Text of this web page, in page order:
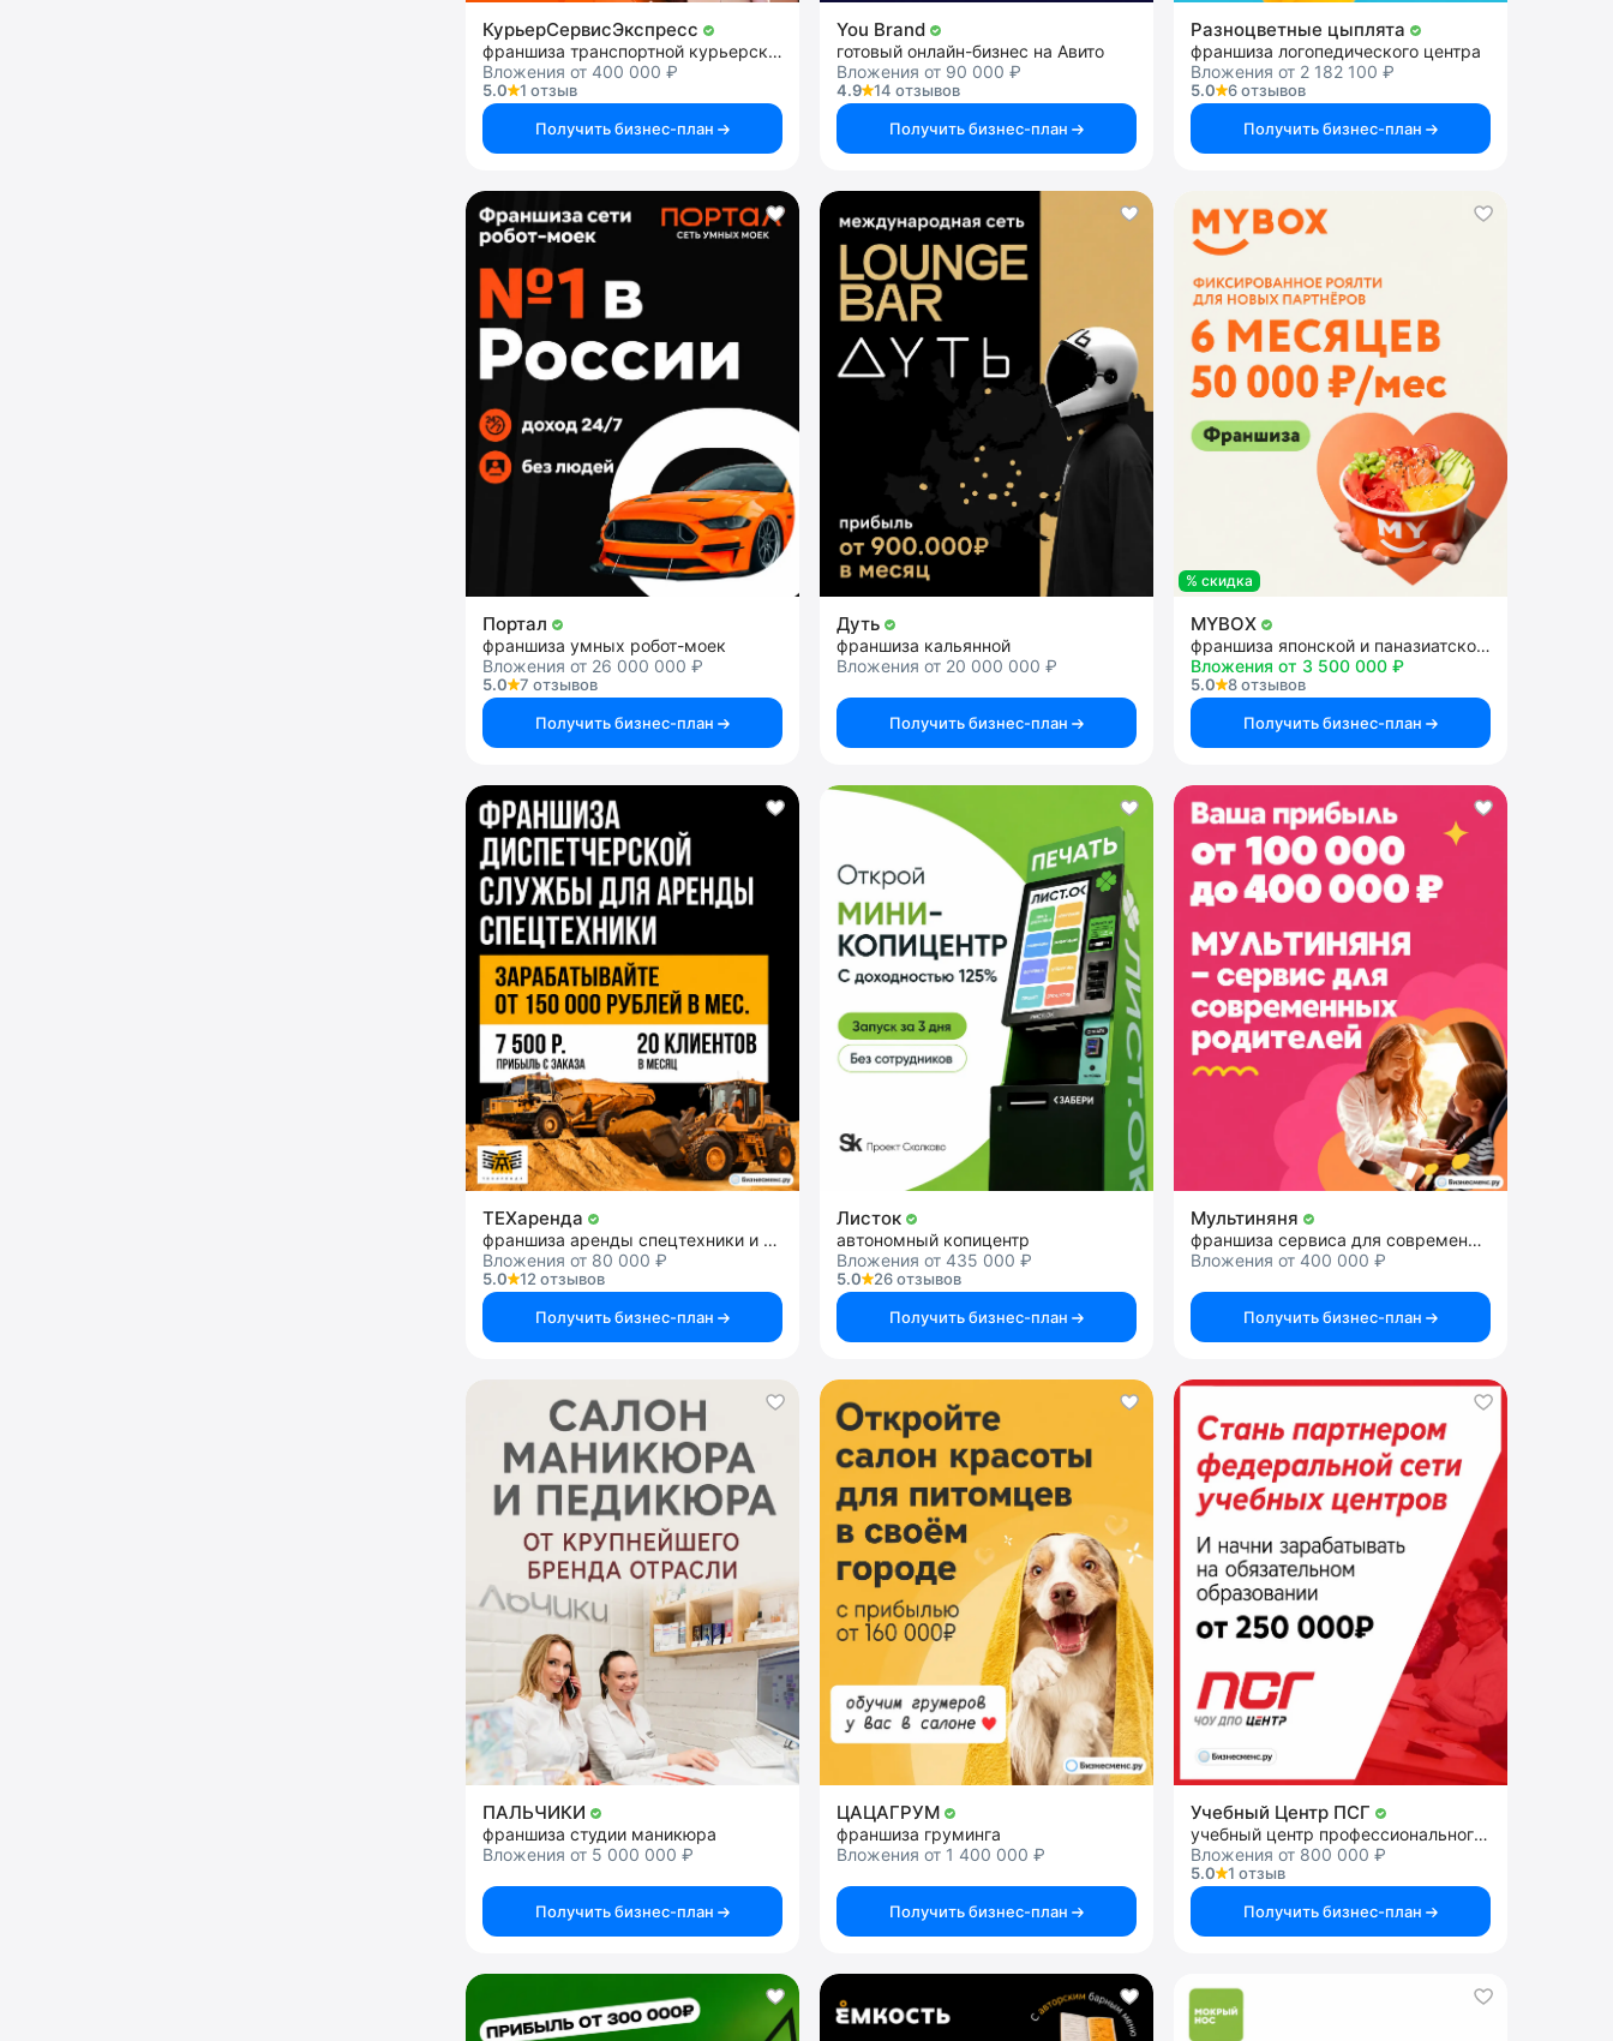
КурьерСервисЭкспресс
франшиза транспортной курьерской службы
Вложения от 400 000 ₽
5.0
1 отзыв
Получить бизнес-план
You Brand
готовый онлайн-бизнес на Авито
Вложения от 90 000 ₽
4.9
14 отзывов
Получить бизнес-план
Разноцветные цыплята
франшиза логопедического центра
Вложения от 2 182 100 ₽
5.0
6 отзывов
Получить бизнес-план
Портал
франшиза умных робот-моек
Вложения от 26 000 000 ₽
5.0
7 отзывов
Получить бизнес-план
Дуть
франшиза кальянной
Вложения от 20 000 000 ₽
Получить бизнес-план
% скидка
MYBOX
франшиза японской и паназиатской кухни
Вложения от 3 500 000 ₽
5.0
8 отзывов
Получить бизнес-план
ТЕХаренда
франшиза аренды спецтехники и строительных услуг
Вложения от 80 000 ₽
5.0
12 отзывов
Получить бизнес-план
Листок
автономный копицентр
Вложения от 435 000 ₽
5.0
26 отзывов
Получить бизнес-план
Мультиняня
франшиза сервиса для современных родителей
Вложения от 400 000 ₽
Получить бизнес-план
ПАЛЬЧИКИ
франшиза студии маникюра
Вложения от 5 000 000 ₽
Получить бизнес-план
ЦАЦАГРУМ
франшиза груминга
Вложения от 1 400 000 ₽
Получить бизнес-план
Учебный Центр ПСГ
учебный центр профессионального образования
Вложения от 800 000 ₽
5.0
1 отзыв
Получить бизнес-план